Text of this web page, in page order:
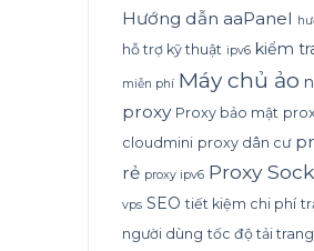
Hướng dẫn aaPanel
hỗ trợ kỹ thuật ipv6 kiểm
miễn phí Máy chủ ảo
proxy Proxy bảo mật
cloudmini proxy dân cư
rẻ proxy ipv6 Proxy
vps SEO tiết kiệm chi phí
người dùng tốc độ tải trang